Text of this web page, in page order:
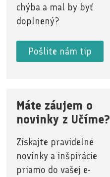
chýba a mal by byť
doplnený?
Pošlite nám tip
Máte záujem o
novinky z Učíme?
Získajte pravidelné
novinky a inšpirácie
priamo do vašej e-